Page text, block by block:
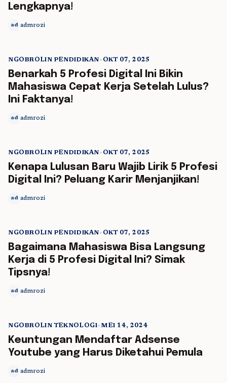
Lengkapnya!
ad admrozi
5 min read
NGOBROLIN PENDIDIKAN• OKT 07, 2025
Benarkah 5 Profesi Digital Ini Bikin
Mahasiswa Cepat Kerja Setelah Lulus?
Ini Faktanya!
ad admrozi
5 min read
NGOBROLIN PENDIDIKAN• OKT 07, 2025
Kenapa Lulusan Baru Wajib Lirik 5 Profesi
Digital Ini? Peluang Karir Menjanjikan!
ad admrozi
NGOBROLIN PENDIDIKAN• OKT 07, 2025
Bagaimana Mahasiswa Bisa Langsung
Kerja di 5 Profesi Digital Ini? Simak
Tipsnya!
ad admrozi
NGOBROLIN TEKNOLOGI•MEI 14, 2024
Keuntungan Mendaftar Adsense
Youtube yang Harus Diketahui Pemula
ad admrozi